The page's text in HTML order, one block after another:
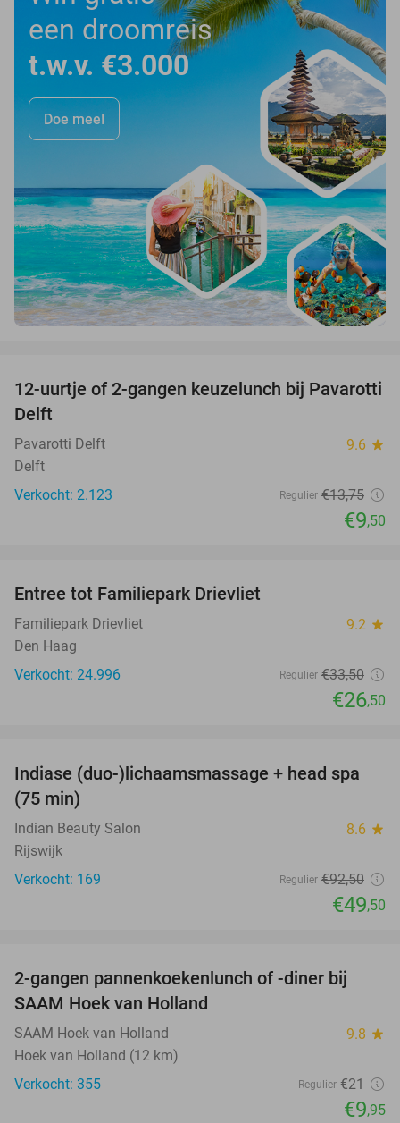
een droomreis
t.w.v. €3.000
Doe mee!
31%
12-uurtje of 2-gangen keuzelunch bij Pavarotti
Delft
Pavarotti Delft 9.6 star
Delft
Verkocht: 2.123
Regulier €13,75
€9,50
Entree tot Familiepark Drievliet
Familiepark Drievliet 9.2 star
Den Haag
Verkocht: 24.996
Regulier €33,50
€26,50
46%
Indiase (duo-)lichaamsmassage + head spa
(75 min)
Indian Beauty Salon 8.6 star
Rijswijk
Verkocht: 169
Regulier €92,50
€49,50
53%
2-gangen pannenkoekenlunch of -diner bij
SAAM Hoek van Holland
SAAM Hoek van Holland 9.8 star
Hoek van Holland (12 km)
Verkocht: 355
Regulier €21
€9,95